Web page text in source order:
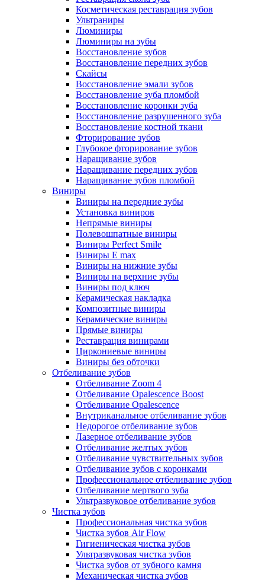
Косметическая реставрация зубов
Ультраниры
Люминиры
Люминиры на зубы
Восстановление зубов
Восстановление передних зубов
Скайсы
Восстановление эмали зубов
Восстановление зуба пломбой
Восстановление коронки зуба
Восстановление разрушенного зуба
Восстановление костной ткани
Фторирование зубов
Глубокое фторирование зубов
Наращивание зубов
Наращивание передних зубов
Наращивание зубов пломбой
Виниры
Виниры на передние зубы
Установка виниров
Непрямые виниры
Полевошпатные виниры
Виниры Perfect Smile
Виниры E max
Виниры на нижние зубы
Виниры на верхние зубы
Виниры под ключ
Керамическая накладка
Композитные виниры
Керамические виниры
Прямые виниры
Реставрация винирами
Циркониевые виниры
Виниры без обточки
Отбеливание зубов
Отбеливание Zoom 4
Отбеливание Opalescence Boost
Отбеливание Opalescence
Внутриканальное отбеливание зубов
Недорогое отбеливание зубов
Лазерное отбеливание зубов
Отбеливание желтых зубов
Отбеливание чувствительных зубов
Отбеливание зубов с коронками
Профессиональное отбеливание зубов
Отбеливание мертвого зуба
Ультразвуковое отбеливание зубов
Чистка зубов
Профессиональная чистка зубов
Чистка зубов Air Flow
Гигиеническая чистка зубов
Ультразвуковая чистка зубов
Чистка зубов от зубного камня
Механическая чистка зубов